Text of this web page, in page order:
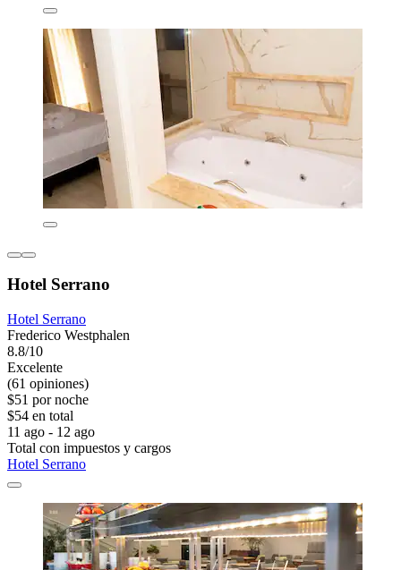
Hotel Serrano
Hotel Serrano
Frederico Westphalen
8.8/10
Excelente
(61 opiniones)
$51 por noche
$54 en total
11 ago - 12 ago
Total con impuestos y cargos
Hotel Serrano